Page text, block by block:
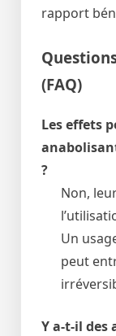
rapport
(FAQ)
Leseffets
?
Non,
Un
peut
Y a-t-il